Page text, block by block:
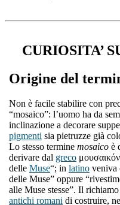
CURIOSITA’
Origine del
Non è facile stabilire con
“mosaico”: l’uomo ha da
inclinazione a decorare
pigmenti sia pietruzze già
Lo stesso termine mosaico è
derivare dal greco
delle Muse“; in latino veniva
delle Muse” oppure
alle Muse stesse”. Il
antichi romani di costruire,